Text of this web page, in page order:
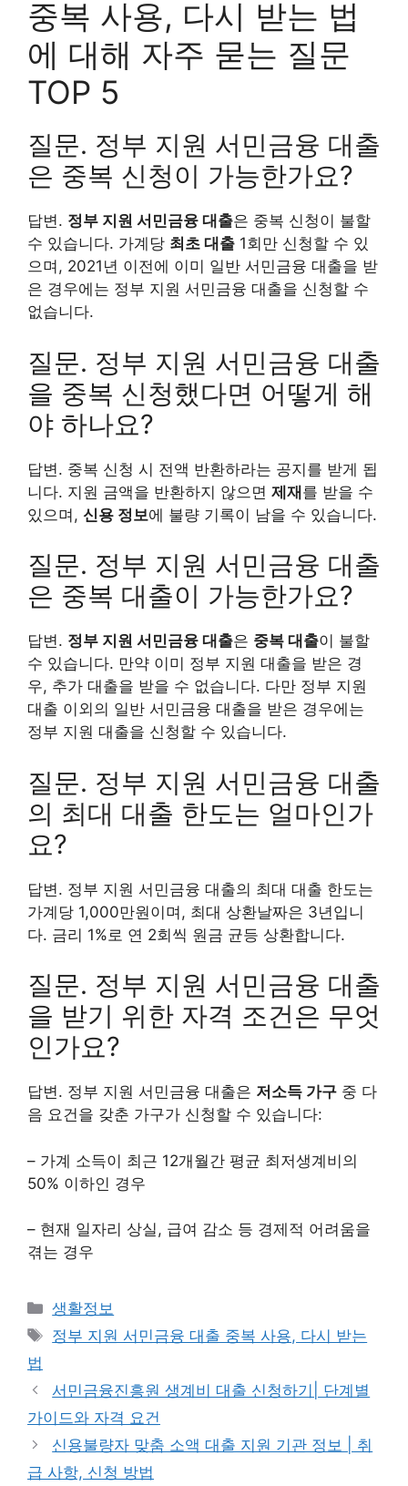
중복 사용, 다시 받는 법
에 대해 자주 묻는 질문
TOP 5
질문. 정부 지원 서민금융 대출
은 중복 신청이 가능한가요?
답변. 정부 지원 서민금융 대출은 중복 신청이 불할
수 있습니다. 가계당 최초 대출 1회만 신청할 수 있
으며, 2021년 이전에 이미 일반 서민금융 대출을 받
은 경우에는 정부 지원 서민금융 대출을 신청할 수
없습니다.
질문. 정부 지원 서민금융 대출
을 중복 신청했다면 어떻게 해
야 하나요?
답변. 중복 신청 시 전액 반환하라는 공지를 받게 됩
니다. 지원 금액을 반환하지 않으면 제재를 받을 수
있으며, 신용 정보에 불량 기록이 남을 수 있습니다.
질문. 정부 지원 서민금융 대출
은 중복 대출이 가능한가요?
답변. 정부 지원 서민금융 대출은 중복 대출이 불할
수 있습니다. 만약 이미 정부 지원 대출을 받은 경
우, 추가 대출을 받을 수 없습니다. 다만 정부 지원
대출 이외의 일반 서민금융 대출을 받은 경우에는
정부 지원 대출을 신청할 수 있습니다.
질문. 정부 지원 서민금융 대출
의 최대 대출 한도는 얼마인가
요?
답변. 정부 지원 서민금융 대출의 최대 대출 한도는
가계당 1,000만원이며, 최대 상환날짜은 3년입니
다. 금리 1%로 연 2회씩 원금 균등 상환합니다.
질문. 정부 지원 서민금융 대출
을 받기 위한 자격 조건은 무엇
인가요?
답변. 정부 지원 서민금융 대출은 저소득 가구 중 다
음 요건을 갖춘 가구가 신청할 수 있습니다:
– 가계 소득이 최근 12개월간 평균 최저생계비의
50% 이하인 경우
– 현재 일자리 상실, 급여 감소 등 경제적 어려움을
겪는 경우
카
테
생활정보
태
정부 지원 서민금융 대출 중복 사용, 다시 받는
법
서민금융진흥원 생계비 대출 신청하기| 단계별
가이드와 자격 요건
신용불량자 맞춤 소액 대출 지원 기관 정보 | 취
급 사항, 신청 방법